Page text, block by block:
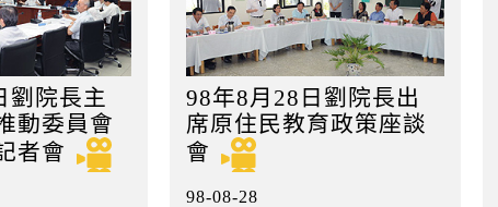
劉院長主
動委員會
者會
98年8月28日劉院長出
席原住民教育政策座談
會
98-08-28